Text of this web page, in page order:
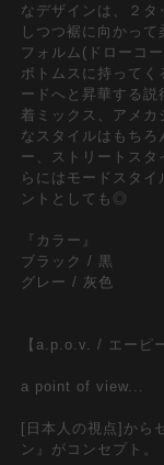
なデザインは、２タ
しつつ裾に向かっ
フォルム(ドローコ
ボトムスに持って
ードへと昇華する
着ミックス、アメカ
なスタイルはもちろ
ー、ストリートスタ
らにはモードスタ
ントとしても◎
『カラー』
ブラック / 黒
グレー / 灰色
【a.p.o.v. / エーピ
a point of view...
[日本人の視点]から
ン』がコンセプト。